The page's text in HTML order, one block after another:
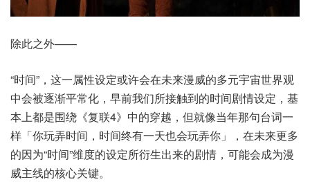
除此之外——
“时间”，这一属性设定或许会在未来漫威的多元宇宙世界观
中会被逐渐平常化，早前我们所接触到的时间剧情设定，基
本上都是围绕《复联4》中的穿越，但就像当年那句台词一
样「你玩弄时间，时间终有一天也会玩弄你」，在未来更多
的因为“时间”维度的设定所衍生出来的剧情，可能会成为漫
威主线的核心关键。